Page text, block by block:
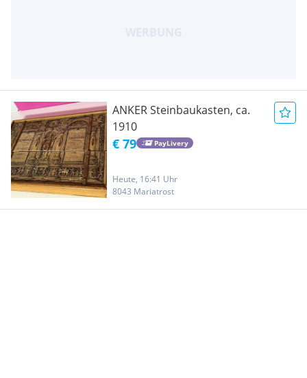
ANKER Steinbaukasten, ca.
1910
€ 79 PayLivery
Heute, 16:41 Uhr
8043 Mariatrost